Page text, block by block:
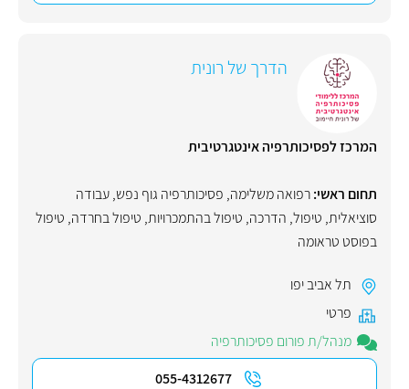
הדרך של רונית
המרכז לפסיכותרפיה אינטגרטיבית
תחום ראשי:רפואה משלימה, פסיכותרפיה גוף נפש,עבודה
סוציאלית, טיפול, הדרכה, טיפול בהתמכרויות, טיפול בחרדה, טיפול
בפוסט טראומה
תל אביב יפו
פרטי
מנהל/ת פורום פסיכותרפיה
055-4312677